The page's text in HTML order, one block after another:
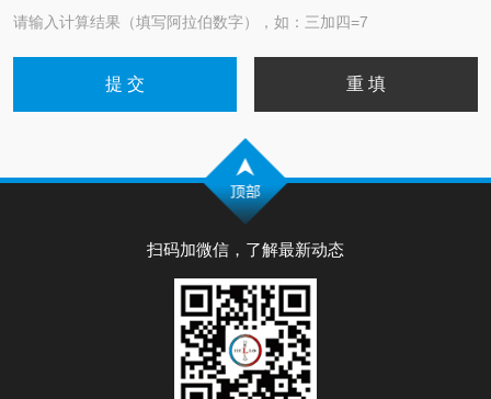
请输入计算结果（填写阿拉伯数字），如：三加四=7
扫码加微信，了解最新动态